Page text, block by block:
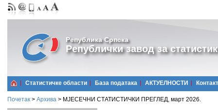
Република Српска
Републички завод за
Статистичке области Базa података АКТУЕЛНОСТИ Контакт
Почетак > Архива > МЈЕСЕЧНИ СТАТИСТИЧКИ ПРЕГЛЕД, март 2026.